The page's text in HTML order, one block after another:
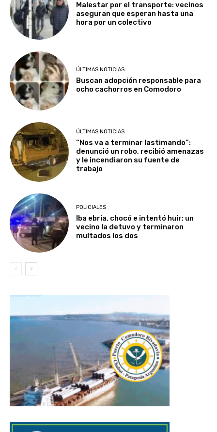
Malestar por el transporte: vecinos
aseguran que esperan hasta una
hora por un colectivo
ÚLTIMAS NOTICIAS
Buscan adopción responsable para
ocho cachorros en Comodoro
ÚLTIMAS NOTICIAS
“Nos va a terminar lastimando”:
denunció un robo, recibió amenazas
y le incendiaron su fuente de
trabajo
POLICIALES
Iba ebria, chocó e intentó huir: un
vecino la detuvo y terminaron
multados los dos